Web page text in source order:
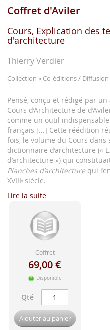
Aller
début
de
gallerie
Coffret d'Aviler
Cours, Explication des
d'architecture
Thierry Verdier
Collection « Co-éditions / Diffusion
Pensé, conçu et rédigé par
Cours d’Architecture de
comme un outil
français [...] Cette réédition
fois, le volume du Cours
dictionnaire d’architecture («
d’architecture ») qui
Planches d’architecturequi
XVIIIe siècle.
Lire la suite
Coffret
69,00 €
Disponible
Qté
Ajouter au panier